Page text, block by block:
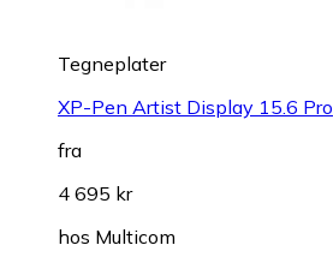
Tegneplater
XP-Pen Artist Display 15.6 Pro
fra
4 695 kr
hos Multicom